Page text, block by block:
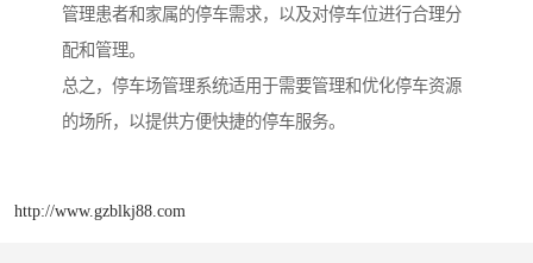
管理患者和家属的停车需求，以及对停车位进行合理分
配和管理。
总之，停车场管理系统适用于需要管理和优化停车资源
的场所，以提供方便快捷的停车服务。
http://www.gzblkj88.com